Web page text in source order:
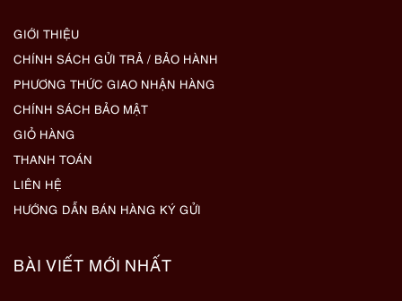
GIỚI THIỆU
CHÍNH SÁCH GỬI TRẢ / BẢO HÀNH
PHƯƠNG THỨC GIAO NHẬN HÀNG
CHÍNH SÁCH BẢO MẬT
GIỎ HÀNG
THANH TOÁN
LIÊN HỆ
HƯỚNG DẪN BÁN HÀNG KÝ GỬI
BÀI VIẾT MỚI NHẤT